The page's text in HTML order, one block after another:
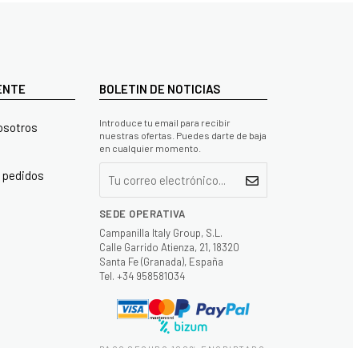
BOLETIN DE NOTICIAS
Introduce tu email para recibir
nuestras ofertas. Puedes darte de baja
en cualquier momento.
SEDE OPERATIVA
Campanilla Italy Group, S.L.
Calle Garrido Atienza, 21, 18320
Santa Fe (Granada), España
Tel. +34 958581034